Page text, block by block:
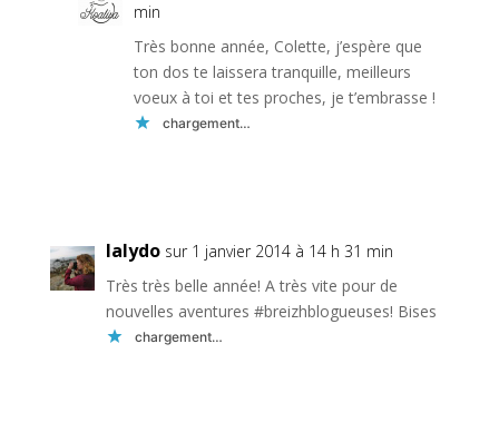
min
Très bonne année, Colette, j’espère que
ton dos te laissera tranquille, meilleurs
voeux à toi et tes proches, je t’embrasse !
chargement…
lalydo sur 1 janvier 2014 à 14 h 31 min
Très très belle année! A très vite pour de
nouvelles aventures #breizhblogueuses! Bises
chargement…